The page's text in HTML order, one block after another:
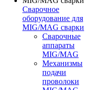
Сварочное
оборудование для
MIG/MAG сварки
Сварочные
аппараты
MIG/MAG
Механизмы
подачи
проволоки